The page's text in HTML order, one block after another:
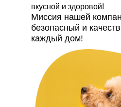
вкусной и здоровой!
Миссия нашей
безопасный и
каждый дом!